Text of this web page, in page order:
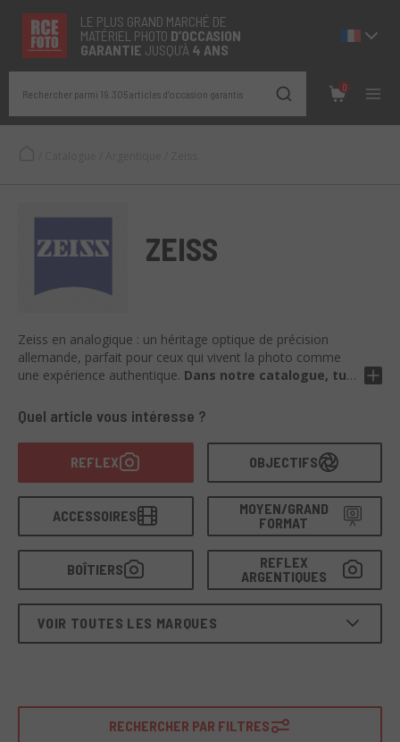
LE PLUS GRAND MARCHÉ DE
MATÉRIEL PHOTO D’OCCASION
GARANTIE JUSQU’À 4 ANS
Rechercher parmi 19.305 articles d’occasion garantis
0
ZEISS
Zeiss en analogique : un héritage optique de précision
allemande, parfait pour ceux qui vivent la photo comme
une expérience authentique. Dans notre catalogue, tu
vintage, soigneusement sélectionnés, testés par nos
techniciens et couverts par une garantie.
qui allie qualité historique et performances au long
Quel article vous intéresse ?
REFLEX OBJECTIFS
ACCESSOIRES
MOYEN/GRAND
FORMAT
BOÎTIERS
REFLEX
ARGENTIQUES
VOIR TOUTES LES MARQUES
RECHERCHER PAR FILTRES